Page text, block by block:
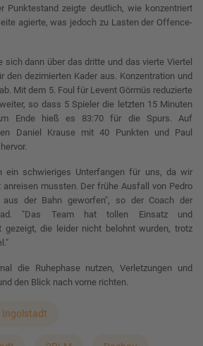
Punktestand zeigte deutlich, wie konzentriert
agierte, was jedoch zu Lasten der Offence-
sich dann über das dritte und das vierte Viertel
den dezimierten Kader aus. Konzentration und
Mit dem 5. Foul für Levent Görmüs reduzierte
so dass 5 Spieler die letzten 15 Minuten
Ende hieß es 83:70 für die Spurs. Auf
Daniel Krause mit 40 Punkten und Paul
ein schwieriges Unterfangen für uns, da wir
mussten. Der frühe Ausfall von Pedro
der Bahn geworfen", so der Coach der
"Das Team hat tollen Einsatz und
gezeigt, die leider nicht belohnt wurden, trotz
die Ruhephase nutzen, Verletzungen und
den Blick nach vorne richten.
Ingolstadt